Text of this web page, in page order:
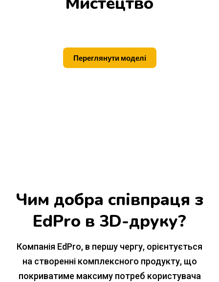
Переглянути моделі
Чим добра співпраця з
EdPro в 3D-друку?
Компанія EdPro, в першу чергу, орієнтується
на створенні комплексного продукту, що
покриватиме максиму потреб користувача